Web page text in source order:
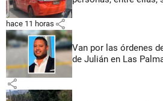
hace 11 horas share
Van por las órdenes
de Julián en Las
share